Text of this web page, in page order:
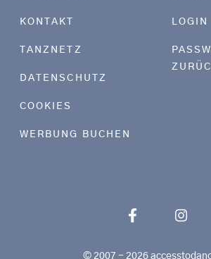
KONTAKT
TANZNETZ
DATENSCHUTZ
COOKIES
WERBUNG BUCHEN
LOGIN
© 2007 - 2026